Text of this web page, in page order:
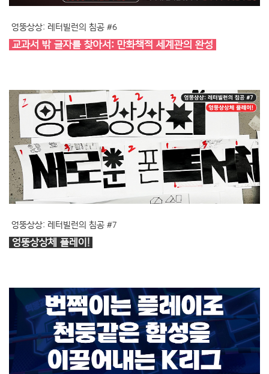
엉뚱상상: 레터빌런의 침공 #6
교과서 밖 글자를 찾아서: 만화책적 세계관의 완성
엉뚱상상: 레터빌런의 침공 #7
엉뚱상상체 플레이!